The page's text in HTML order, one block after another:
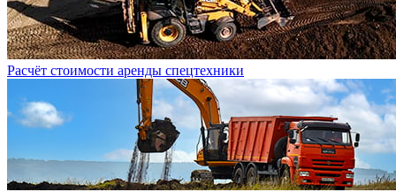
Расчёт стоимости аренды спецтехники